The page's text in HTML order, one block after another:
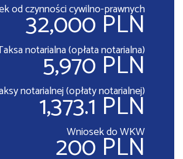
od czynności cywilno-prawnych
32,000 PLN
notarialna (opłata notarialna)
5,970 PLN
notarialnej (opłaty notarialnej)
1,373.1 PLN
Wniosek do WKW
200 PLN